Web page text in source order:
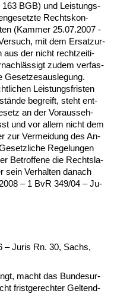
163 BGB) und Leis­tungs­
Rechts­kon­
(Kam­mer 25.07.2007 -
mit dem Er­satz­ur­
aus der nicht recht­zei­ti­
zu­dem ver­fas­
Ge­set­zes­aus­le­gung.
Leis­tungs­fris­ten
be­greift, steht ent­
an der Vor­aus­seh­
und vor al­lem nicht dem
zur Ver­mei­dung des An­
Re­ge­lun­gen
Be­trof­fe­ne die Rechts­la­
sein Ver­hal­ten da­nach
– 1 BvR 349/04 – Ju­
– Ju­ris Rn. 30, Sachs,
macht das Bun­des­ur­
frist­ge­rech­ter Gel­tend­